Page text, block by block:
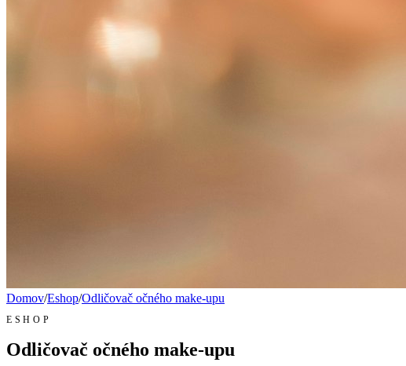
Domov/Eshop/Odličovač očného make-upu
ESHOP
Odličovač očného make-upu